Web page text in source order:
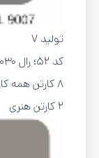
تولید 7
کد 52؛ رال 7030، بغداد گرافیتی، پنتون 423
8 کارتن همه کاره
2 کارتن هنری